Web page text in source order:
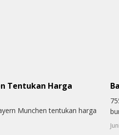
Tentukan Harga
Munchen tentukan harga